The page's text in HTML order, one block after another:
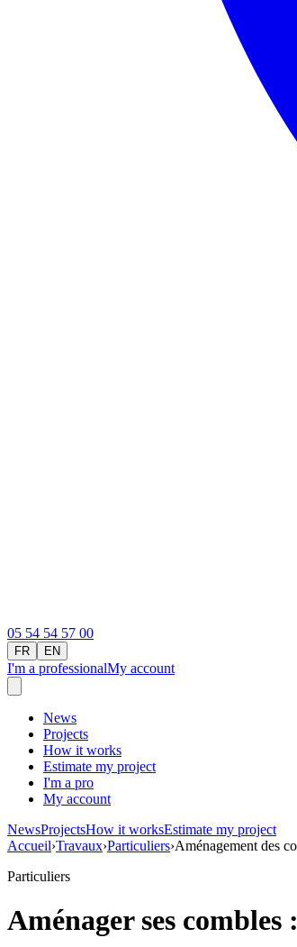
05 54 54 57 00
FR EN
I'm a professionalMy account
News
Projects
How it works
Estimate my project
I'm a pro
My account
NewsProjectsHow it worksEstimate my project
Accueil›Travaux›Particuliers›Aménagement des
Particuliers
Aménager ses